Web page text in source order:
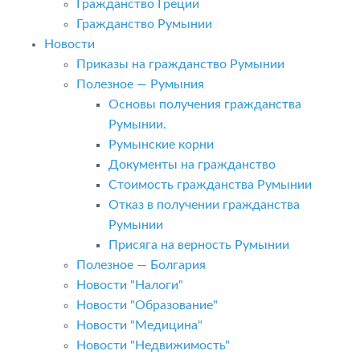
Гражданство Греции
Гражданство Румынии
Новости
Приказы на гражданство Румынии
Полезное — Румыния
Основы получения гражданства
Румынии.
Румынские корни
Документы на гражданство
Стоимость гражданства Румынии
Отказ в получении гражданства
Румынии
Присяга на верность Румынии
Полезное — Болгария
Новости "Налоги"
Новости "Образование"
Новости "Медицина"
Новости "Недвижимость"